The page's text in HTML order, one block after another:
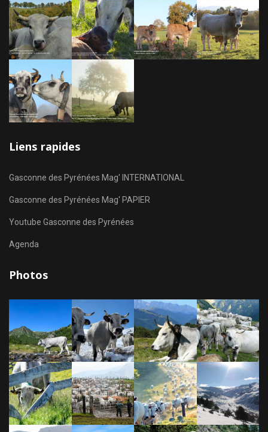
Liens rapides
Gasconne des Pyrénées Mag' INTERNATIONAL
Gasconne des Pyrénées Mag' PAPIER
Youtube Gasconne des Pyrénées
Agenda
Photos